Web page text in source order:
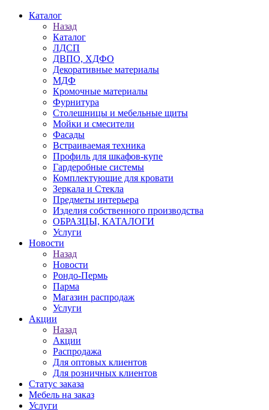
Каталог
Назад
Каталог
ЛДСП
ДВПО, ХДФО
Декоративные материалы
МДФ
Кромочные материалы
Фурнитура
Столешницы и мебельные щиты
Мойки и смесители
Фасады
Встраиваемая техника
Профиль для шкафов-купе
Гардеробные системы
Комплектующие для кровати
Зеркала и Стекла
Предметы интерьера
Изделия собственного производства
ОБРАЗЦЫ, КАТАЛОГИ
Услуги
Новости
Назад
Новости
Рондо-Пермь
Парма
Магазин распродаж
Услуги
Акции
Назад
Акции
Распродажа
Для оптовых клиентов
Для розничных клиентов
Статус заказа
Мебель на заказ
Услуги